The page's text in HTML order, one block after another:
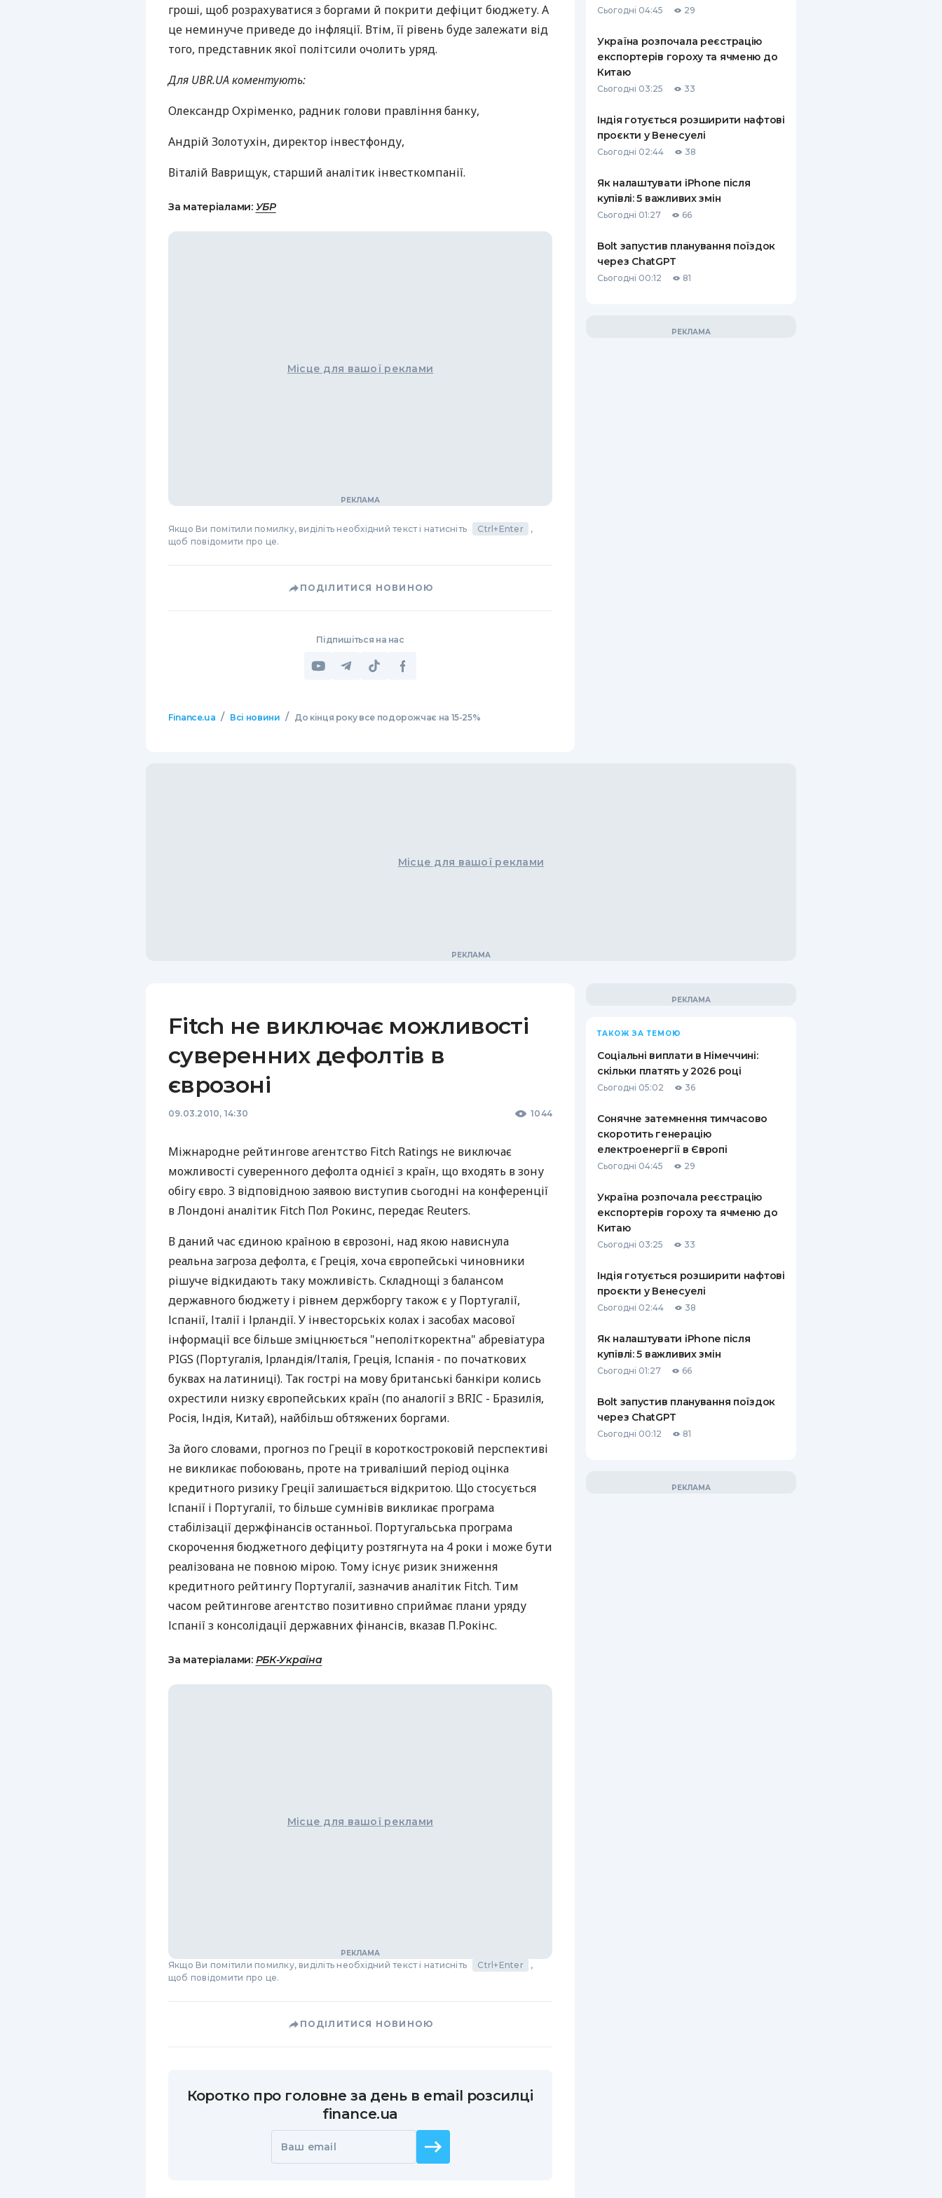
КАРТОК
БАНКІВСЬКИХ КАРТКАХ
СТРАХУВАННЮ
ВСІ СТРАХОВІ ПОЛІСИ
СТРАХОВІ КОМПАНІЇ
ВІДГУКИ ПРО СТРАХОВІ
КОМПАНІЇ
КОНТАКТИ
гроші, щоб розрахуватися з боргами й покрити дефіцит бюджету. А
це неминуче приведе до інфляції. Втім, її рівень буде залежати від
того, представник якої політсили очолить уряд.
Для UBR.UA коментують:
Олександр Охріменко, радник голови правління банку,
Андрій Золотухін, директор інвестфонду,
Віталій Ваврищук, старший аналітик інвесткомпанії.
За матеріалами: УБР
Місце для вашої реклами
Якщо Ви помітили помилку, виділіть необхідний текст і натисніть Ctrl+Enter
,
щоб повідомити про це.
ПОДІЛИТИСЯ НОВИНОЮ
Підпишіться на нас
Finance.ua / Всі новини / До кінця року все подорожчає на 15-25%
Сьогодні 04:45 29
Україна розпочала реєстрацію
експортерів гороху та ячменю до
Китаю
Сьогодні 03:25 33
Індія готується розширити нафтові
проєкти у Венесуелі
Сьогодні 02:44 38
Як налаштувати iPhone після
купівлі: 5 важливих змін
Сьогодні 01:27 66
Bolt запустив планування поїздок
через ChatGPT
Сьогодні 00:12 81
Місце для вашої реклами
Fitch не виключає можливості
суверенних дефолтів в
єврозоні
09.03.2010, 14:30 1044
Міжнародне рейтингове агентство Fitch Ratings не виключає
можливості суверенного дефолта однієї з країн, що входять в зону
обігу євро. З відповідною заявою виступив сьогодні на конференції
в Лондоні аналітик Fitch Пол Рокинс, передає Reuters.
В даний час єдиною країною в єврозоні, над якою нависнула
реальна загроза дефолта, є Греція, хоча європейські чиновники
рішуче відкидають таку можливість. Складнощі з балансом
державного бюджету і рівнем держборгу також є у Португалії,
Іспанії, Італії і Ірландії. У інвесторськіх колах і засобах масової
інформації все більше зміцнюється "неполіткоректна" абревіатура
PIGS (Португалія, Ірландія/Італія, Греція, Іспанія - по початкових
буквах на латиниці). Так гострі на мову британські банкіри колись
охрестили низку європейських країн (по аналогії з BRIC - Бразилія,
Росія, Індія, Китай), найбільш обтяжених боргами.
За його словами, прогноз по Греції в короткостроковій перспективі
не викликає побоювань, проте на триваліший період оцінка
кредитного ризику Греції залишається відкритою. Що стосується
Іспанії і Португалії, то більше сумнівів викликає програма
стабілізації держфінансів останньої. Португальська програма
скорочення бюджетного дефіциту розтягнута на 4 роки і може бути
реалізована не повною мірою. Тому існує ризик зниження
кредитного рейтингу Португалії, зазначив аналітик Fitch. Тим
часом рейтингове агентство позитивно сприймає плани уряду
Іспанії з консолідації державних фінансів, вказав П.Рокінс.
За матеріалами: РБК-Україна
Місце для вашої реклами
Якщо Ви помітили помилку, виділіть необхідний текст і натисніть Ctrl+Enter
,
щоб повідомити про це.
ПОДІЛИТИСЯ НОВИНОЮ
Коротко про головне за день в email розсилці
finance.ua
Ваш email
ТАКОЖ ЗА ТЕМОЮ
Соціальні виплати в Німеччині:
скільки платять у 2026 році
Сьогодні 05:02 36
Сонячне затемнення тимчасово
скоротить генерацію
електроенергії в Європі
Сьогодні 04:45 29
Україна розпочала реєстрацію
експортерів гороху та ячменю до
Китаю
Сьогодні 03:25 33
Індія готується розширити нафтові
проєкти у Венесуелі
Сьогодні 02:44 38
Як налаштувати iPhone після
купівлі: 5 важливих змін
Сьогодні 01:27 66
Bolt запустив планування поїздок
через ChatGPT
Сьогодні 00:12 81